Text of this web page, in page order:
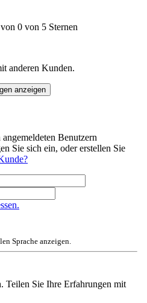
0 von 5 Sternen
anderen Kunden.
anzeigen
Benutzern
Sie sich ein, oder erstellen Sie
Sprache anzeigen.
Teilen Sie Ihre Erfahrungen mit